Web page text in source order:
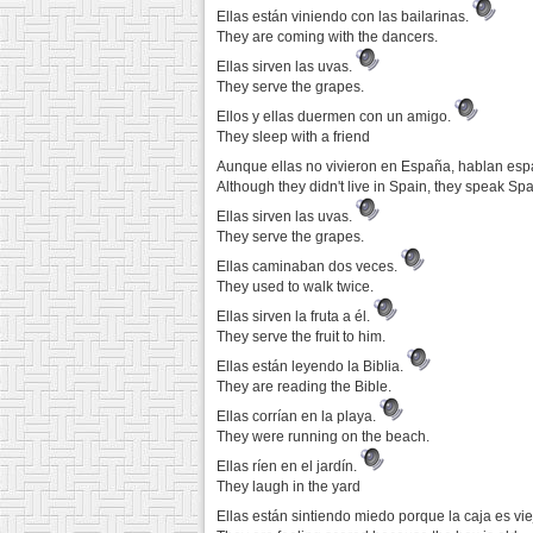
Ellas están viniendo con las bailarinas.
They are coming with the dancers.
Ellas sirven las uvas.
They serve the grapes.
Ellos y ellas duermen con un amigo.
They sleep with a friend
Aunque ellas no vivieron en España, hablan
Although they didn't live in Spain, they speak
Ellas sirven las uvas.
They serve the grapes.
Ellas caminaban dos veces.
They used to walk twice.
Ellas sirven la fruta a él.
They serve the fruit to him.
Ellas están leyendo la Biblia.
They are reading the Bible.
Ellas corrían en la playa.
They were running on the beach.
Ellas ríen en el jardín.
They laugh in the yard
Ellas están sintiendo miedo porque la caja es